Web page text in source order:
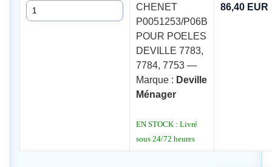
Quantité
CHENET
P0051253/P06B
POUR POELES
DEVILLE 7783,
7784, 7753 —
Marque : Deville
Ménager
EN STOCK : Livré
sous 24/72 heures
86,40 EUR